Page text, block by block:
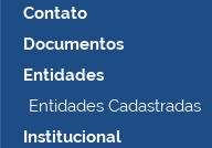
Contato
Documentos
Entidades
Entidades Cadastradas
Institucional